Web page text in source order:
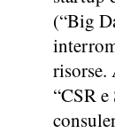
(“Big
risorse.
“CSR